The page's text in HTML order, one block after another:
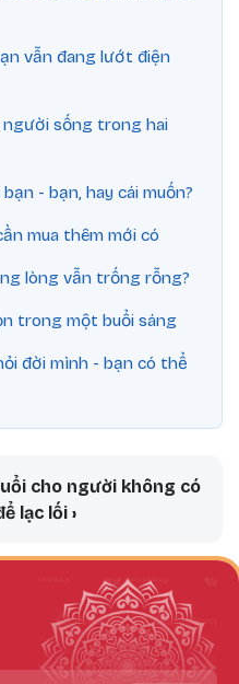
vẫn đang lướt điện
người sống trong hai
- bạn, hay cái muốn?
mua thêm mới có
lòng vẫn trống rỗng?
trong một buổi sáng
đời mình - bạn có thể
for Bản Đồ Tam
cho người không có
lạc lối ›